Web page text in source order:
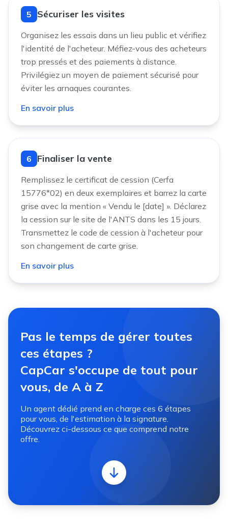
5 Sécuriser les visites
Organisez les essais dans un lieu public et vérifiez
l'identité de l'acheteur. Méfiez-vous des acheteurs
trop pressés et des paiements à distance.
Privilégiez un moyen de paiement sécurisé pour
éviter les arnaques courantes.
En savoir plus
6 Finaliser la vente
Remplissez le certificat de cession (Cerfa
15776*02) en deux exemplaires et barrez la carte
grise avec la mention « Vendu le [date] ». Déclarez
la cession sur le site de l'ANTS dans les 15 jours.
Transmettez le code de cession à l'acheteur pour
son changement de carte grise.
En savoir plus
Pas le temps de gérer toutes
ces étapes ?
CapCar s'occupe de tout pour
vous, de A à Z
Un agent dédié prend en charge ces 6 étapes
pour vous, de l'estimation à la signature.
Découvrez ci-dessous ce que comprend notre
offre.